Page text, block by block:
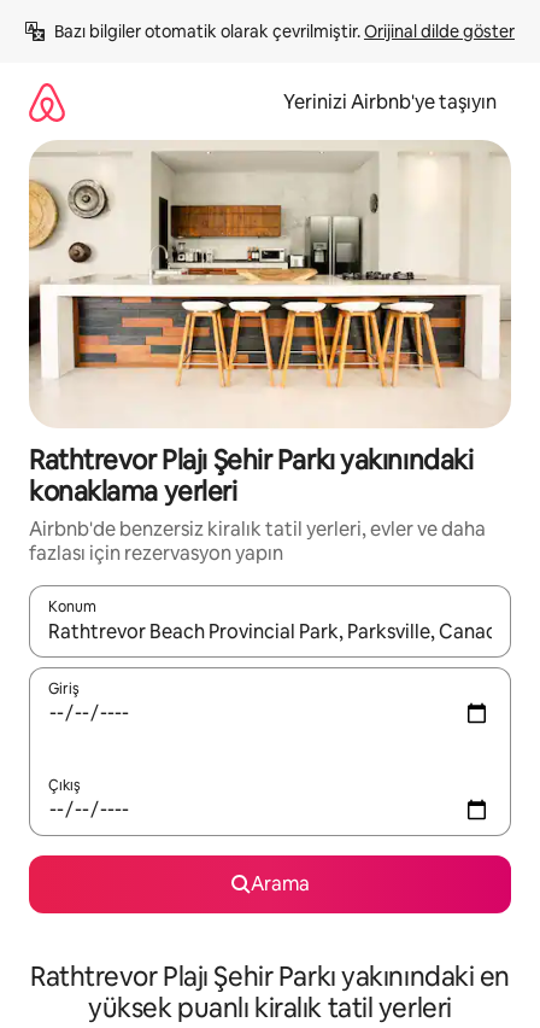
atla
Bazı bilgiler otomatik olarak çevrilmiştir. Orijinal dilde göster
Yerinizi Airbnb'ye taşıyın
Rathtrevor Plajı Şehir Parkı yakınındaki
konaklama yerleri
Airbnb'de benzersiz kiralık tatil yerleri, evler ve daha
fazlası için rezervasyon yapın
Konum
Sonuçlar kullanılabilir olduğunda yukarı ve aşağı oklarıyla
Giriş
Çıkış
Arama
Rathtrevor Plajı Şehir Parkı yakınındaki en
yüksek puanlı kiralık tatil yerleri